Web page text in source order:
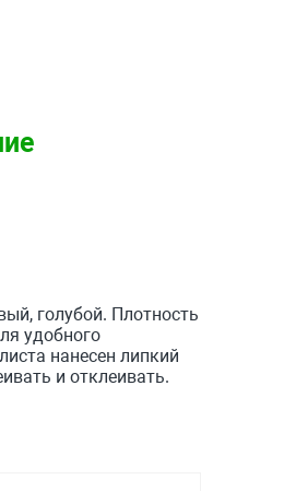
голубой. Плотность
удобного
нанесен липкий
и отклеивать.